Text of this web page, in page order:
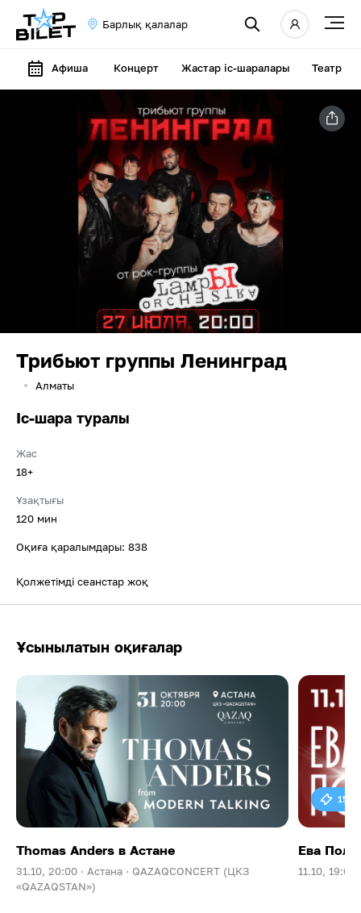
Барлық қалалар
Афиша Концерт Жастар іс-шаралары Театр
Трибьют группы Ленинград
Алматы
Іс-шара туралы
Жас
18+
Ұзақтығы
120 мин
Оқиға қаралымдары: 838
Қолжетімді сеанстар жоқ
Ұсынылатын оқиғалар
Thomas Anders в Астане
31.10, 20:00 · Астана · QAZAQCONCERT (ЦКЗ
«QAZAQSTAN»)
15
Ева
11.10, 19:00